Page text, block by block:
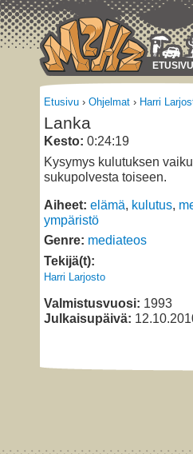
ETUSIVU
Etusivu › Ohjelmat › Harri
Lanka
Kesto: 0:24:19
Kysymys kulutuksen
sukupolvesta toiseen.
Aiheet: elämä, kulutus,
ympäristö
Genre: mediateos
Tekijä(t):
Harri Larjosto
Valmistusvuosi: 1993
Julkaisupäivä: